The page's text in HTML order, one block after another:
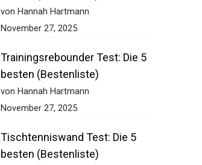
von Hannah Hartmann
November 27, 2025
Trainingsrebounder Test: Die 5
besten (Bestenliste)
von Hannah Hartmann
November 27, 2025
Tischtenniswand Test: Die 5
besten (Bestenliste)